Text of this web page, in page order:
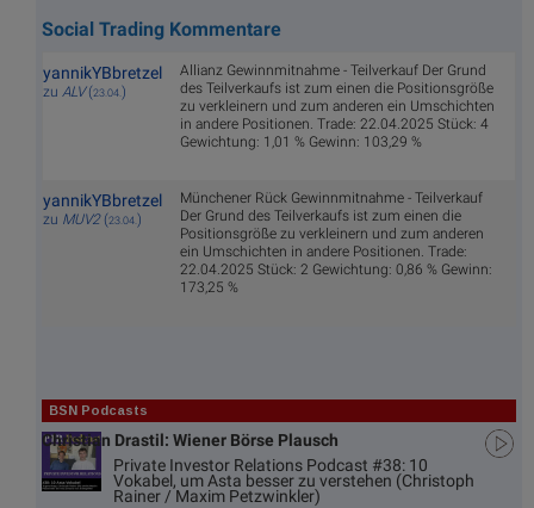
Social Trading Kommentare
yannikYBbretzel
zu ALV(23.04.)
Allianz Gewinnmitnahme - Teilverkauf Der Grund
des Teilverkaufs ist zum einen die Positionsgröße
zu verkleinern und zum anderen ein Umschichten
in andere Positionen. Trade: 22.04.2025 Stück: 4
Gewichtung: 1,01 % Gewinn: 103,29 %
yannikYBbretzel
zu MUV2(23.04.)
Münchener Rück Gewinnmitnahme - Teilverkauf
Der Grund des Teilverkaufs ist zum einen die
Positionsgröße zu verkleinern und zum anderen
ein Umschichten in andere Positionen. Trade:
22.04.2025 Stück: 2 Gewichtung: 0,86 % Gewinn:
173,25 %
BSN Podcasts
Christian Drastil: Wiener Börse Plausch
Private Investor Relations Podcast #38: 10
Vokabel, um Asta besser zu verstehen (Christoph
Rainer / Maxim Petzwinkler)